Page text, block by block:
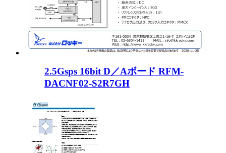
2.5Gsps 16bit D／Aボード RFM-
DACNF02-S2R7GH